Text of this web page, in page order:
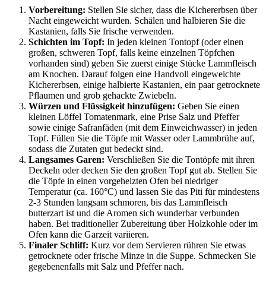
Vorbereitung: Stellen Sie sicher, dass die Kichererbsen über
Nacht eingeweicht wurden. Schälen und halbieren Sie die
Kastanien, falls Sie frische verwenden.
Schichten im Topf: In jeden kleinen Tontopf (oder einen
großen, schweren Topf, falls keine einzelnen Töpfchen
vorhanden sind) geben Sie zuerst einige Stücke Lammfleisch
am Knochen. Darauf folgen eine Handvoll eingeweichte
Kichererbsen, einige halbierte Kastanien, ein paar getrocknete
Pflaumen und grob gehackte Zwiebeln.
Würzen und Flüssigkeit hinzufügen: Geben Sie einen
kleinen Löffel Tomatenmark, eine Prise Salz und Pfeffer
sowie einige Safranfäden (mit dem Einweichwasser) in jeden
Topf. Füllen Sie die Töpfe mit Wasser oder Lammbrühe auf,
sodass die Zutaten gut bedeckt sind.
Langsames Garen: Verschließen Sie die Tontöpfe mit ihren
Deckeln oder decken Sie den großen Topf gut ab. Stellen Sie
die Töpfe in einen vorgeheizten Ofen bei niedriger
Temperatur (ca. 160°C) und lassen Sie das Piti für mindestens
2-3 Stunden langsam schmoren, bis das Lammfleisch
butterzart ist und die Aromen sich wunderbar verbunden
haben. Bei traditioneller Zubereitung über Holzkohle oder im
Ofen kann die Garzeit variieren.
Finaler Schliff: Kurz vor dem Servieren rühren Sie etwas
getrocknete oder frische Minze in die Suppe. Schmecken Sie
gegebenenfalls mit Salz und Pfeffer nach.